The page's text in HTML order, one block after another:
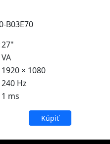
B03E70
27"
VA
1920 × 1080
240 Hz
1 ms
Kúpiť